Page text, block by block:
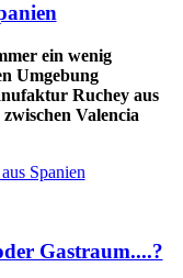
ein wenig
Umgebung
Ruchey aus
Valencia
Spanien
Gastraum....?